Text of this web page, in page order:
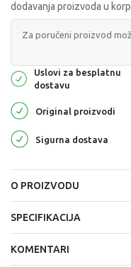
dodavanja proizvoda u
Uslovi za besplatnu
dostavu
Original proizvodi
Sigurna dostava
O PROIZVODU
SPECIFIKACIJA
KOMENTARI